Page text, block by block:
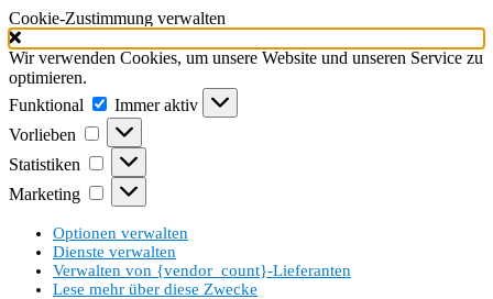
Cookie-Zustimmung verwalten
Wir verwenden Cookies, um unsere Website und unseren Service zu
optimieren.
Funktional
Funktional
Immer aktiv
Vorlieben
Vorlieben
Statistiken Statistiken
Marketing Marketing
Optionen verwalten
Dienste verwalten
Verwalten von {vendor_count}-Lieferanten
Lese mehr über diese Zwecke